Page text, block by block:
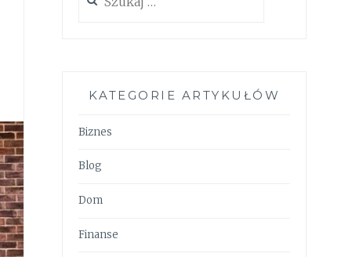
KATEGORIE ARTYKUŁÓW
Biznes
Blog
Dom
Finanse